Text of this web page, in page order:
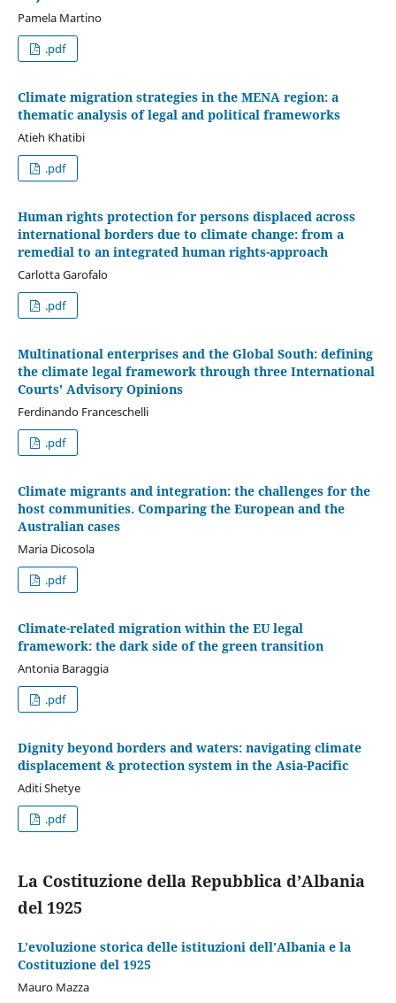
Pamela Martino
.pdf
Climate migration strategies in the MENA region: a
thematic analysis of legal and political frameworks
Atieh Khatibi
.pdf
Human rights protection for persons displaced across
international borders due to climate change: from a
remedial to an integrated human rights-approach
Carlotta Garofalo
.pdf
Multinational enterprises and the Global South: defining
the climate legal framework through three International
Courts' Advisory Opinions
Ferdinando Franceschelli
.pdf
Climate migrants and integration: the challenges for the
host communities. Comparing the European and the
Australian cases
Maria Dicosola
.pdf
Climate-related migration within the EU legal
framework: the dark side of the green transition
Antonia Baraggia
.pdf
Dignity beyond borders and waters: navigating climate
displacement & protection system in the Asia-Pacific
Aditi Shetye
.pdf
La Costituzione della Repubblica d’Albania
del 1925
L’evoluzione storica delle istituzioni dell’Albania e la
Costituzione del 1925
Mauro Mazza